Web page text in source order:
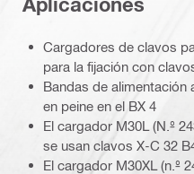
Aplicaciones
Cargadores de clavos
para la fijación con
Bandas de alimentación
en peine en el BX 4
El cargador M30L (N.º
se usan clavos X-C 32
El cargador M30XL (n.º